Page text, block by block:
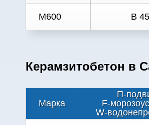
M600 B
Керамзитобетон в
Марка
П-
F-
W-